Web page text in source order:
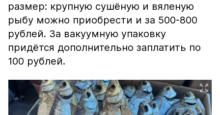
размер: крупную сушёную и вяленую
рыбу можно приобрести и за 500-800
рублей. За вакуумную упаковку
придётся дополнительно заплатить по
100 рублей.